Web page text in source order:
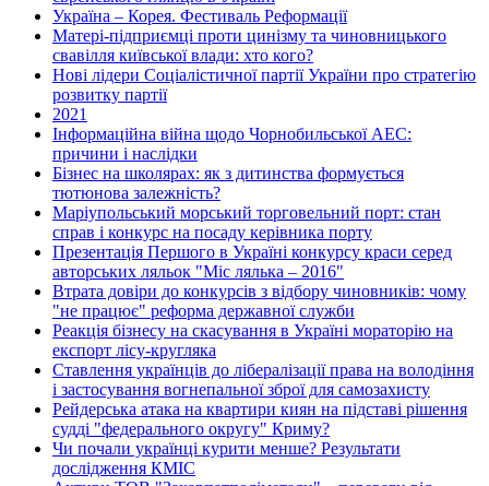
Україна – Корея. Фестиваль Реформації
Матері-підприємці проти цинізму та чиновницького
свавілля київської влади: хто кого?
Нові лідери Соціалістичної партії України про стратегію
розвитку партії
2021
Інформаційна війна щодо Чорнобильської АЕС:
причини і наслідки
Бізнес на школярах: як з дитинства формується
тютюнова залежність?
Маріупольський морський торговельний порт: стан
справ і конкурс на посаду керівника порту
Презентація Першого в Україні конкурсу краси серед
авторських ляльок "Міс лялька – 2016"
Втрата довіри до конкурсів з відбору чиновників: чому
"не працює" реформа державної служби
Реакція бізнесу на скасування в Україні мораторію на
експорт лісу-кругляка
Ставлення українців до лібералізації права на володіння
і застосування вогнепальної зброї для самозахисту
Рейдерська атака на квартири киян на підставі рішення
судді "федерального округу" Криму?
Чи почали українці курити менше? Результати
дослідження КМІС